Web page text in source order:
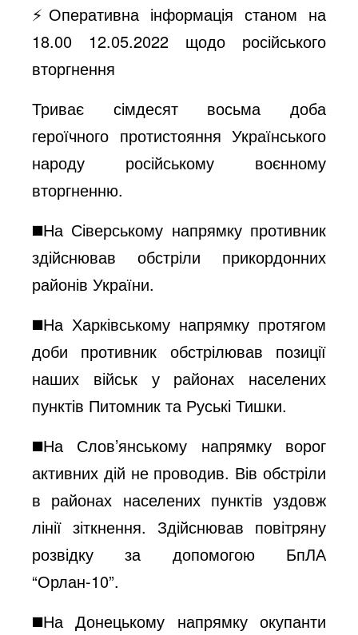
⚡️Оперативна інформація станом на
18.00 12.05.2022 щодо російського
вторгнення
Триває сімдесят восьма доба
героїчного протистояння Українського
народу російському воєнному
вторгненню.
◼️На Сіверському напрямку противник
здійснював обстріли прикордонних
районів України.
◼️На Харківському напрямку протягом
доби противник обстрілював позиції
наших військ у районах населених
пунктів Питомник та Руські Тишки.
◼️На Слов’янському напрямку ворог
активних дій не проводив. Вів обстріли
в районах населених пунктів уздовж
лінії зіткнення. Здійснював повітряну
розвідку за допомогою БпЛА
“Орлан-10”.
◼️На Донецькому напрямку окупанти